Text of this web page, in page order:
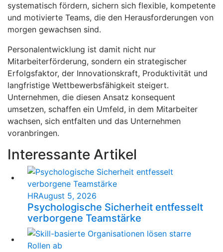
systematisch fördern, sichern sich flexible, kompetente
und motivierte Teams, die den Herausforderungen von
morgen gewachsen sind.
Personalentwicklung ist damit nicht nur
Mitarbeiterförderung, sondern ein strategischer
Erfolgsfaktor, der Innovationskraft, Produktivität und
langfristige Wettbewerbsfähigkeit steigert.
Unternehmen, die diesen Ansatz konsequent
umsetzen, schaffen ein Umfeld, in dem Mitarbeiter
wachsen, sich entfalten und das Unternehmen
voranbringen.
Interessante Artikel
HRAugust 5, 2026
Psychologische Sicherheit entfesselt
verborgene Teamstärke